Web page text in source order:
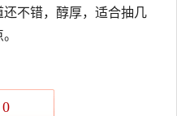
不错，醇厚，适合抽几
0